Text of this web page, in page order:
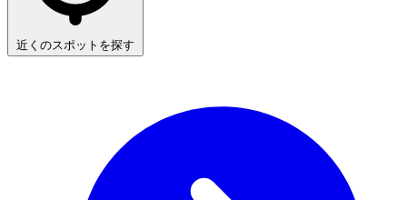
近くのスポットを探す